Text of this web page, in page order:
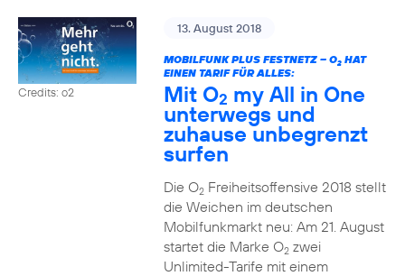
Credits: o2
13. August 2018
MOBILFUNK PLUS FESTNETZ – O2HAT
EINEN TARIF FÜR ALLES:
Mit O2 my All in One
unterwegs und
zuhause unbegrenzt
surfen
Die O2Freiheitsoffensive 2018 stellt
die Weichen im deutschen
Mobilfunkmarkt neu: Am 21. August
startet die Marke O2zwei
Unlimited-Tarife mit einem